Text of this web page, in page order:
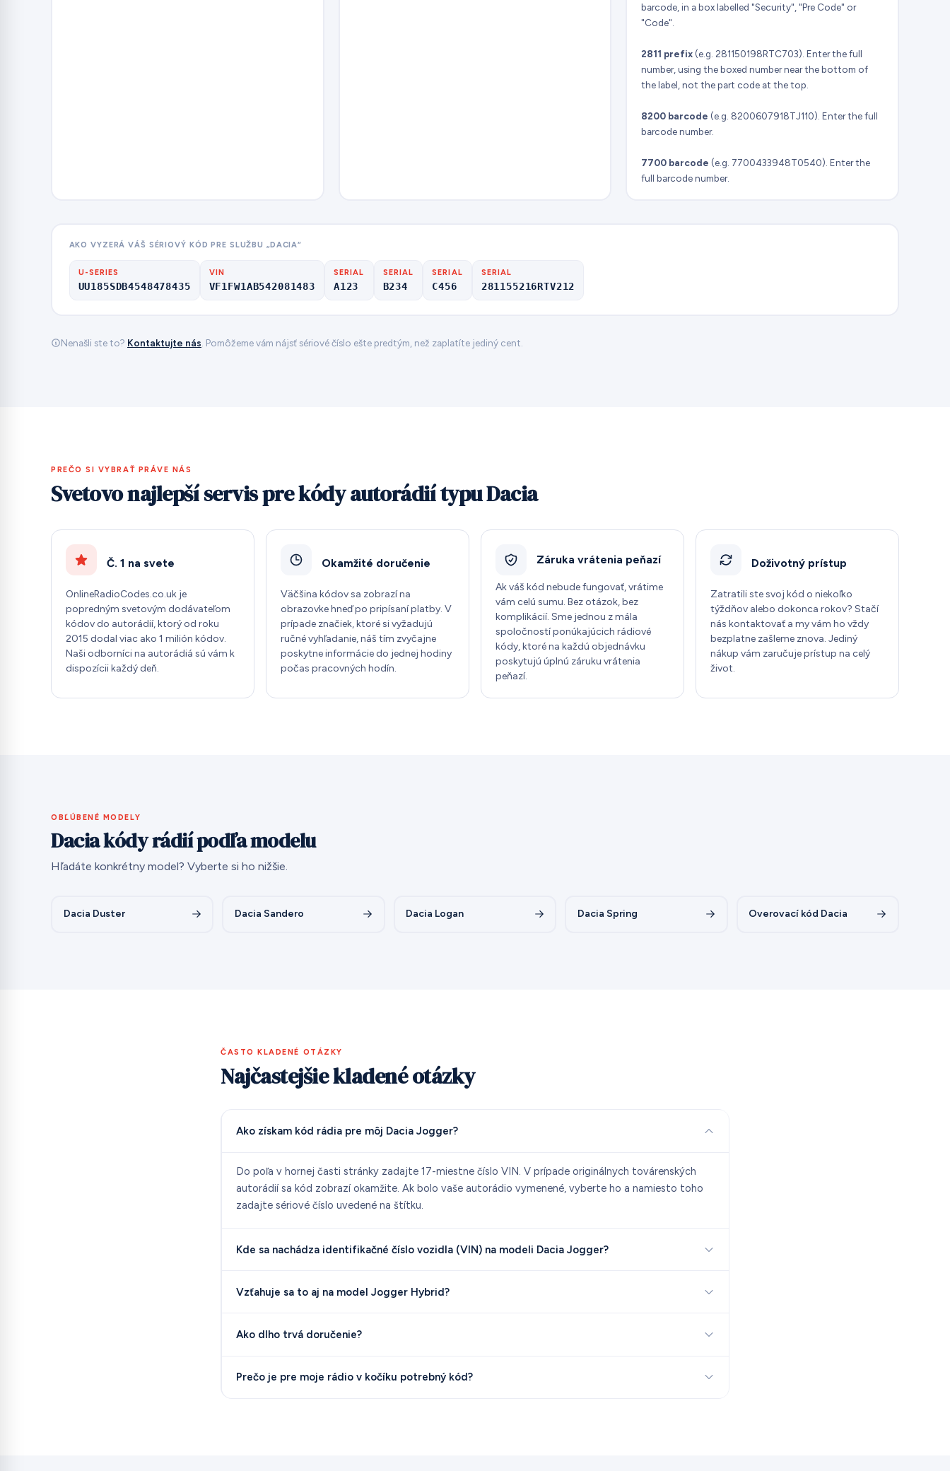
barcode, in a box labelled "Security", "Pre Code" or
"Code".
2811 prefix(e.g. 281150198RTC703). Enter the full
number, using the boxed number near the bottom of
the label, not the part code at the top.
8200 barcode (e.g. 8200607918TJ110). Enter the full
barcode number.
7700 barcode (e.g. 7700433948T0540). Enter the
full barcode number.
AKO VYZERÁ VÁŠ SÉRIOVÝ KÓD PRE SLUŽBU „DACIA“
U-SERIES
UU185SDB4548478435
VIN
VF1FW1AB542081483
SERIAL
A123
SERIAL
B234
SERIAL
C456
SERIAL
281155216RTV212
Nenašli ste to? Kontaktujte nás . Pomôžeme vám nájsť sériové číslo ešte predtým, než zaplatíte jediný cent.
PREČO SI VYBRAŤ PRÁVE NÁS
Svetovo najlepší servis pre kódy autorádií typu Dacia
Č. 1 na svete
OnlineRadioCodes.co.uk je
popredným svetovým dodávateľom
kódov do autorádií, ktorý od roku
2015 dodal viac ako 1 milión kódov.
Naši odborníci na autorádiá sú vám k
dispozícii každý deň.
Okamžité doručenie
Väčšina kódov sa zobrazí na
obrazovke hneď po pripísaní platby. V
prípade značiek, ktoré si vyžadujú
ručné vyhľadanie, náš tím zvyčajne
poskytne informácie do jednej hodiny
počas pracovných hodín.
Záruka vrátenia peňazí
Ak váš kód nebude fungovať, vrátime
vám celú sumu. Bez otázok, bez
komplikácií. Sme jednou z mála
spoločností ponúkajúcich rádiové
kódy, ktoré na každú objednávku
poskytujú úplnú záruku vrátenia
peňazí.
Doživotný prístup
Zatratili ste svoj kód o niekoľko
týždňov alebo dokonca rokov? Stačí
nás kontaktovať a my vám ho vždy
bezplatne zašleme znova. Jediný
nákup vám zaručuje prístup na celý
život.
OBĽÚBENÉ MODELY
Dacia kódy rádií podľa modelu
Hľadáte konkrétny model? Vyberte si ho nižšie.
Dacia Duster Dacia Sandero Dacia Logan Dacia Spring Overovací kód Dacia
ČASTO KLADENÉ OTÁZKY
Najčastejšie kladené otázky
Ako získam kód rádia pre môj Dacia Jogger?
Do poľa v hornej časti stránky zadajte 17-miestne číslo VIN. V prípade originálnych továrenských
autorádií sa kód zobrazí okamžite. Ak bolo vaše autorádio vymenené, vyberte ho a namiesto toho
zadajte sériové číslo uvedené na štítku.
Kde sa nachádza identifikačné číslo vozidla (VIN) na modeli Dacia Jogger?
Vzťahuje sa to aj na model Jogger Hybrid?
Ako dlho trvá doručenie?
Prečo je pre moje rádio v kočíku potrebný kód?